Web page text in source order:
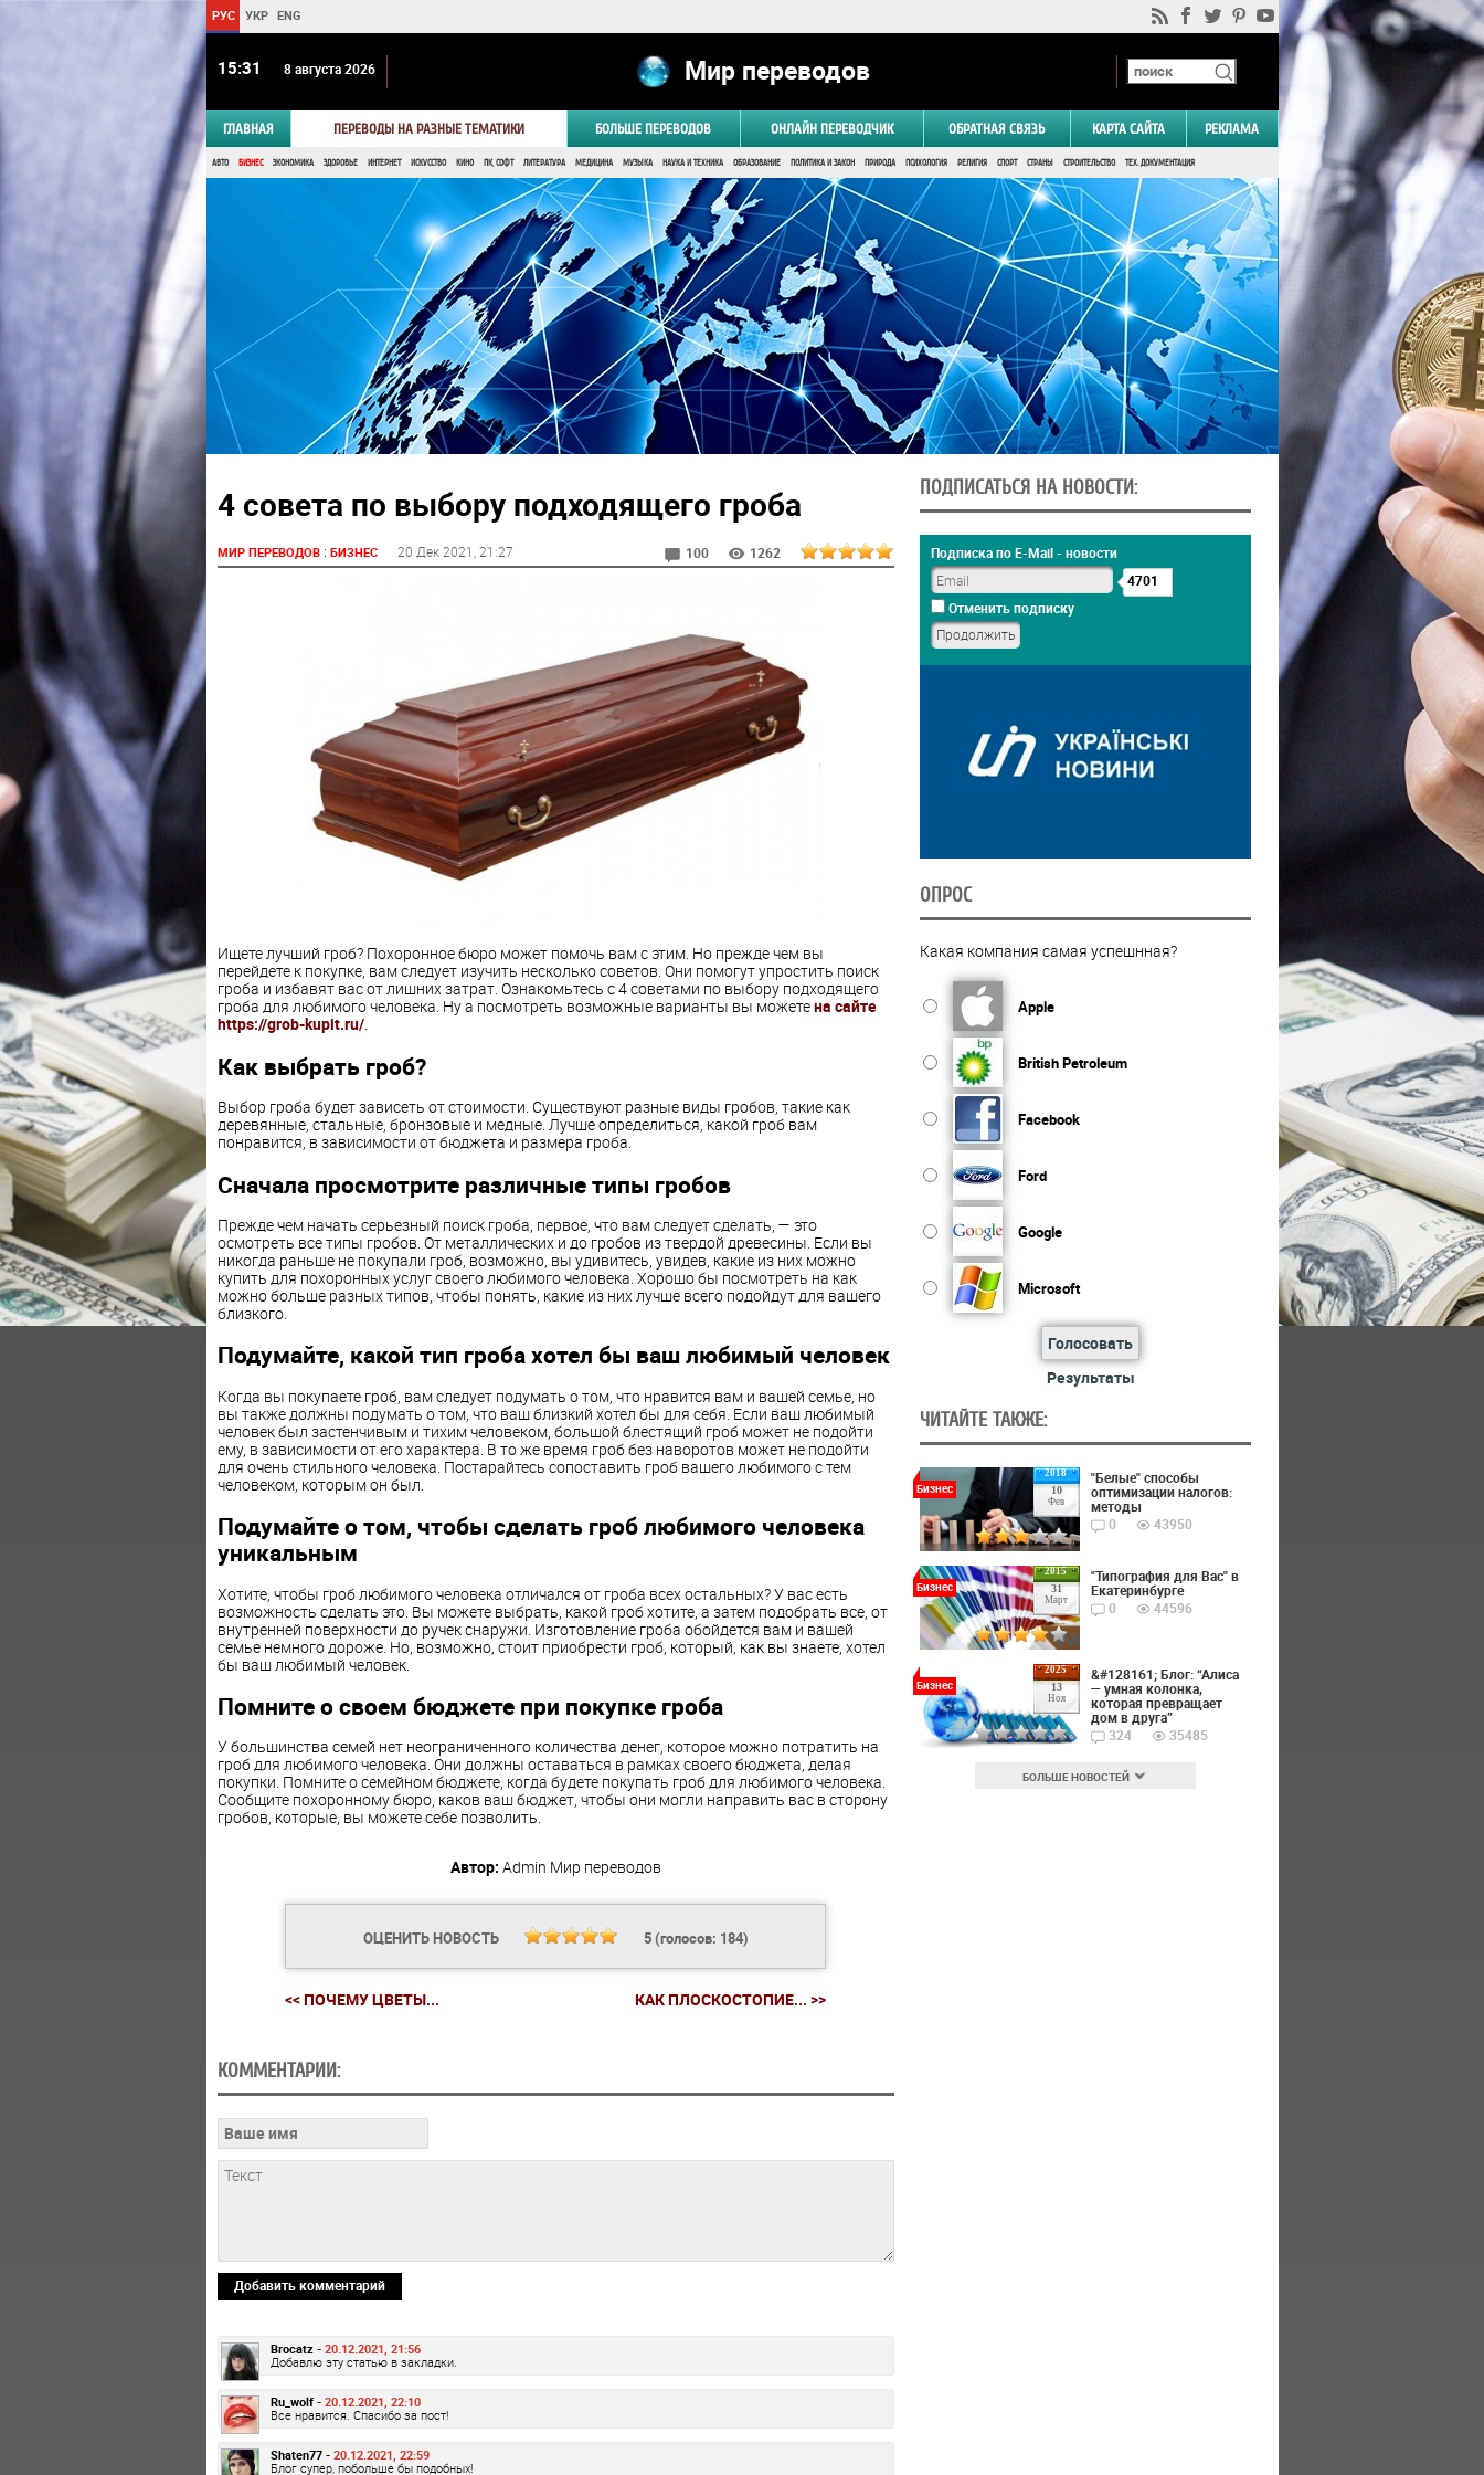
РУС УКР ENG
15 31 8 августа 2026 Мир переводов
ГЛАВНАЯ ПЕРЕВОДЫ НА РАЗНЫЕ ТЕМАТИКИ БОЛЬШЕ ПЕРЕВОДОВ ОНЛАЙН ПЕРЕВОДЧИК ОБРАТНАЯ СВЯЗЬ КАРТА САЙТА РЕКЛАМА
АВТО БИЗНЕС ЭКОНОМИКА ЗДОРОВЬЕ ИНТЕРНЕТ ИСКУССТВО КИНО ПК, СОФТ ЛИТЕРАТУРА МЕДИЦИНА МУЗЫКА НАУКА И ТЕХНИКА ОБРАЗОВАНИЕ ПОЛИТИКА И ЗАКОН ПРИРОДА ПСИХОЛОГИЯ РЕЛИГИЯ СПОРТ СТРАНЫ СТРОИТЕЛЬСТВО ТЕХ. ДОКУМЕНТАЦИЯ
4 совета по выбору подходящего гроба
МИР ПЕРЕВОДОВ: БИЗНЕС 20 Дек 2021 , 21:27 100 1262
Ищетелучший гроб? Похоронное бюро может помочь вам с этим. Но прежде чем вы
перейдете к покупке, вам следует изучить несколько советов. Они помогут упростить поиск
гроба и избавят вас от лишних затрат. Ознакомьтесь с 4 советами по выбору подходящего
гроба для любимого человека. Ну а посмотреть возможные варианты вы можетена сайте
https://grob-kupit.ru/.
Как выбрать гроб?
Выбор гроба будет зависеть от стоимости. Существуют разные виды гробов, такие как
деревянные, стальные, бронзовые и медные. Лучше определиться, какой гроб вам
понравится, в зависимости от бюджета и размера гроба.
Сначала просмотрите различные типы гробов
Прежде чем начать серьезный поиск гроба, первое, что вам следует сделать, — это
осмотреть все типы гробов. От металлических и до гробов из твердой древесины. Если вы
никогда раньше не покупали гроб, возможно, вы удивитесь, увидев, какие из них можно
купить для похоронных услуг своего любимого человека. Хорошо бы посмотреть на как
можно больше разных типов, чтобы понять, какие из них лучше всего подойдут для вашего
близкого.
Подумайте, какой тип гроба хотел бы ваш любимый человек
Когда вы покупаете гроб, вам следует подумать о том, что нравится вам и вашей семье, но
вы также должны подумать о том, чтоваш близкий хотел бы для себя. Если ваш любимый
человек был застенчивым и тихим человеком, большой блестящий гроб может не подойти
ему, в зависимости от его характера. В то же время гроб без наворотов может не подойти
для очень стильного человека. Постарайтесь сопоставить гроб вашего любимого с тем
человеком, которым он был.
Подумайте о том, чтобы сделать гроб любимого человека
уникальным
Хотите, чтобы гроб любимого человека отличался от гроба всех остальных? У вас есть
возможность сделать это. Вы можете выбрать, какой гроб хотите, а затем подобрать все, от
внутренней поверхности до ручек снаружи. Изготовление гроба обойдется вам и вашей
семье немного дороже. Но, возможно, стоит приобрести гроб, который, как вы знаете, хотел
бы ваш любимый человек.
Помните о своем бюджете при покупке гроба
У большинства семей нет неограниченного количества денег, которое можно потратить на
гроб для любимого человека. Они должны оставаться в рамках своего бюджета, делая
покупки. Помните о семейном бюджете, когда будете покупать гроб для любимого человека.
Сообщите похоронному бюро, каков ваш бюджет, чтобы они могли направить вас в сторону
гробов, которые, вы можете себе позволить.
Автор: Admin Мир переводов
ОЦЕНИТЬ НОВОСТЬ 5(голосов: 184)
<< ПОЧЕМУ ЦВЕТЫ... КАК ПЛОСКОСТОПИЕ... >>
КОММЕНТАРИИ:
Добавить комментарий
Brocatz - 20.12.2021, 21:56
Добавлю эту статью в закладки.
Ru_wolf - 20.12.2021, 22:10
Все нравится. Спасибо за пост!
Shaten77 - 20.12.2021, 22:59
Блог супер, побольше бы подобных!
ПОДПИСАТЬСЯ НА НОВОСТИ:
Подписка по E-Mail - новости
4701
Отменить подписку
ОПРОС
Какая компания самая успешнная?
Apple
British Petroleum
Facebook
Ford
Google
Microsoft
Голосовать
Результаты
ЧИТАЙТЕ ТАКЖЕ:
2018
10
Фев
Бизнес
"Белые" способы
оптимизации налогов:
методы
0
43950
2015
31
Март
Бизнес
"Типография для Вас" в
Екатеринбурге
0
44596
2025
13
Ноя
Бизнес
&#128161; Блог: “Алиса
— умная колонка,
которая превращает
дом в друга”
324
35485
БОЛЬШЕ НОВОСТЕЙ